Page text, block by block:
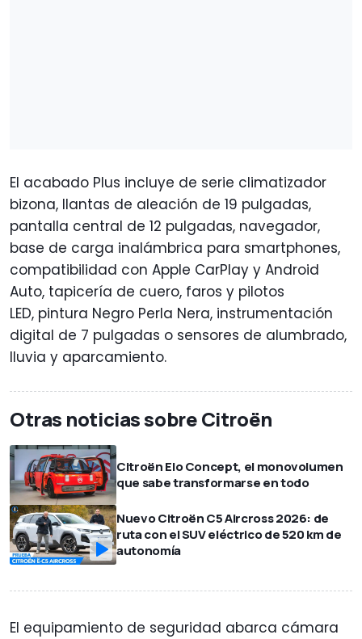
El acabado Plus incluye de serie climatizador
bizona, llantas de aleación de 19 pulgadas,
pantalla central de 12 pulgadas, navegador,
base de carga inalámbrica para smartphones,
compatibilidad con Apple CarPlay y Android
Auto, tapicería de cuero, faros y pilotos
LED, pintura Negro Perla Nera, instrumentación
digital de 7 pulgadas o sensores de alumbrado,
lluvia y aparcamiento.
Otras noticias sobre Citroën
Citroën Elo Concept, el monovolumen
que sabe transformarse en todo
Nuevo Citroën C5 Aircross 2026: de
ruta con el SUV eléctrico de 520 km de
autonomía
El equipamiento de seguridad abarca cámara